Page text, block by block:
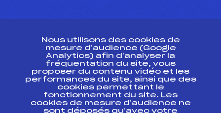
Ressources
Pass’Neige
Projet sportif fédéral
Projet de performance fédéral
Nous utilisons des cookies de
mesure d’audience (Google
Analytics) afin d’analyser la
fréquentation du site, vous
proposer du contenu vidéo et les
performances du site, ainsi que des
cookies permettant le
fonctionnement du site. Les
cookies de mesure d’audience ne
sont déposés qu’avec votre